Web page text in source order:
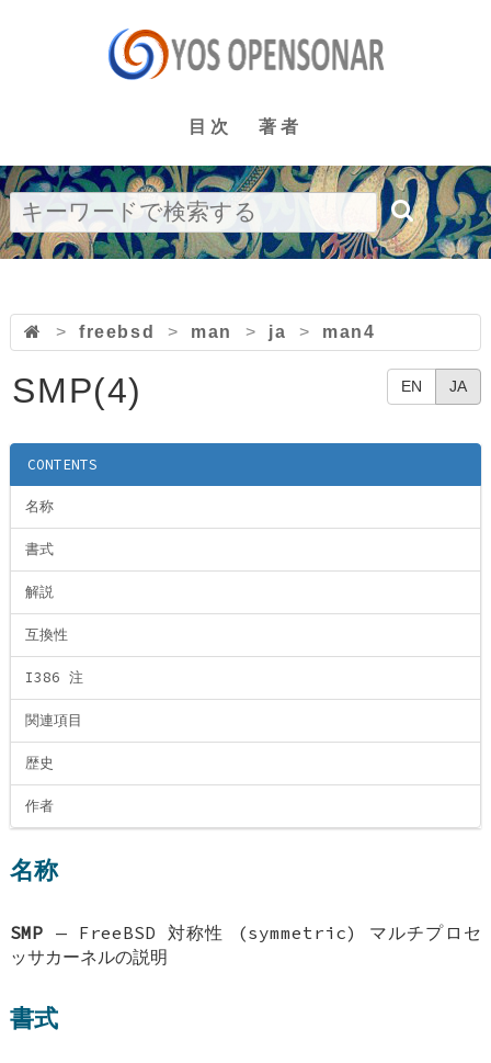
目次 著者
> freebsd > man > ja > man4
EN JA
SMP(4)
CONTENTS
名称
書式
解説
互換性
I386 注
関連項目
歴史
作者
名称
SMP — FreeBSD 対称性 (symmetric) マルチプロセ
ッサカーネルの説明
書式